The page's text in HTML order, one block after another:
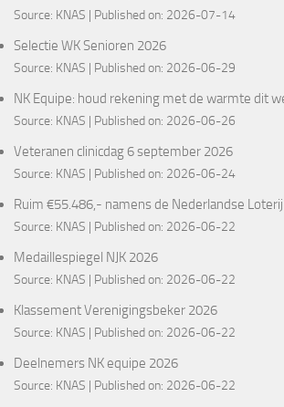
Source: KNAS Published on: 2026-07-14
Selectie WK Senioren 2026
Source: KNAS Published on: 2026-06-29
NK Equipe: houd rekening met de warmte dit
Source: KNAS Published on: 2026-06-26
Veteranen clinicdag 6 september 2026
Source: KNAS Published on: 2026-06-24
Ruim €55.486,- namens de Nederlandse
Source: KNAS Published on: 2026-06-22
Medaillespiegel NJK 2026
Source: KNAS Published on: 2026-06-22
Klassement Verenigingsbeker 2026
Source: KNAS Published on: 2026-06-22
Deelnemers NK equipe 2026
Source: KNAS Published on: 2026-06-22